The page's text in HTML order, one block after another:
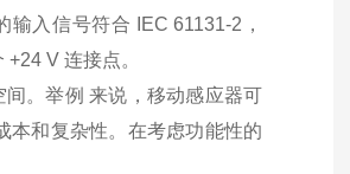
入信号符合 IEC 61131-2，
V 连接点。
。举例 来说，移动感应器可
本和复杂性。在考虑功能性的